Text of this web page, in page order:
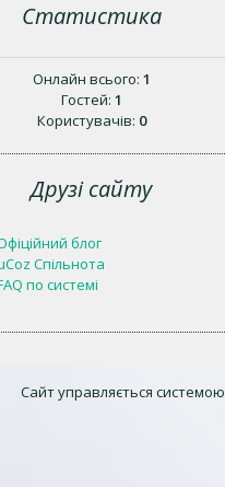
Статистика
Онлайн всього: 1
Гостей: 1
Користувачів: 0
Друзі сайту
блог
Спільнота
по системі
Сайт управляється системою